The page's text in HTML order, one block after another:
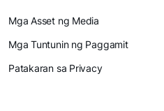
Mga Asset ng Media
Mga Tuntunin ng Paggamit
Patakaran sa Privacy